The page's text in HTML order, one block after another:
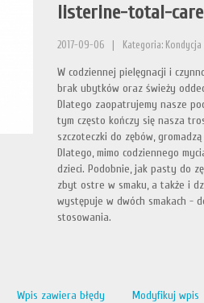
listerine-total-
2017-09-06 Kategoria:
W codziennej pielęgnacji i
brak ubytków oraz świeży
Dlatego zaopatrujemy nasze
tym często kończy się nasza
szczoteczki do zębów,
Dlatego, mimo codziennego
dzieci. Podobnie, jak pasty do
zbyt ostre w smaku, a także i
występuje w dwóch smakach -
stosowania.
Wpis zawiera błędy Modyfikuj wpis